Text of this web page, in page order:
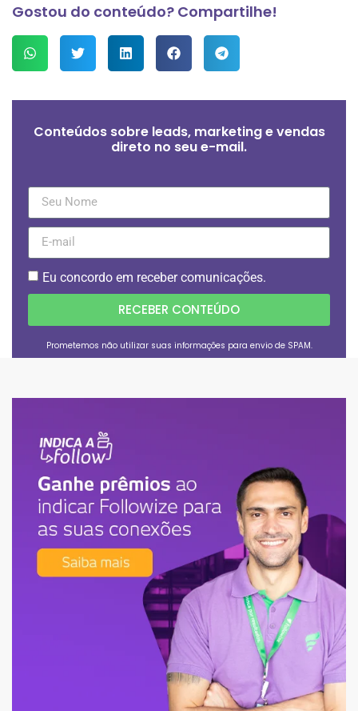
Gostou do conteúdo? Compartilhe!
Conteúdos sobre leads, marketing e vendas
direto no seu e-mail.
Eu concordo em receber comunicações.
RECEBER CONTEÚDO
Prometemos não utilizar suas informações para envio de SPAM.